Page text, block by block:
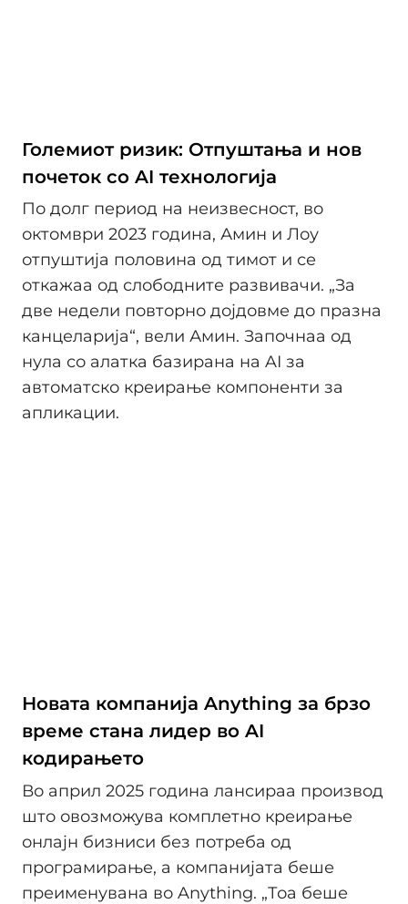
Големиот ризик: Отпуштања и нов
почеток со AI технологија
По долг период на неизвесност, во
октомври 2023 година, Амин и Лоу
отпуштија половина од тимот и се
откажаа од слободните развивачи. „За
две недели повторно дојдовме до празна
канцеларија“, вели Амин. Започнаа од
нула со алатка базирана на AI за
автоматско креирање компоненти за
апликации.
Новата компанија Anything за брзо
време стана лидер во AI
кодирањето
Во април 2025 година лансираа производ
што овозможува комплетно креирање
онлајн бизниси без потреба од
програмирање, а компанијата беше
преименувана во Anything. „Тоа беше